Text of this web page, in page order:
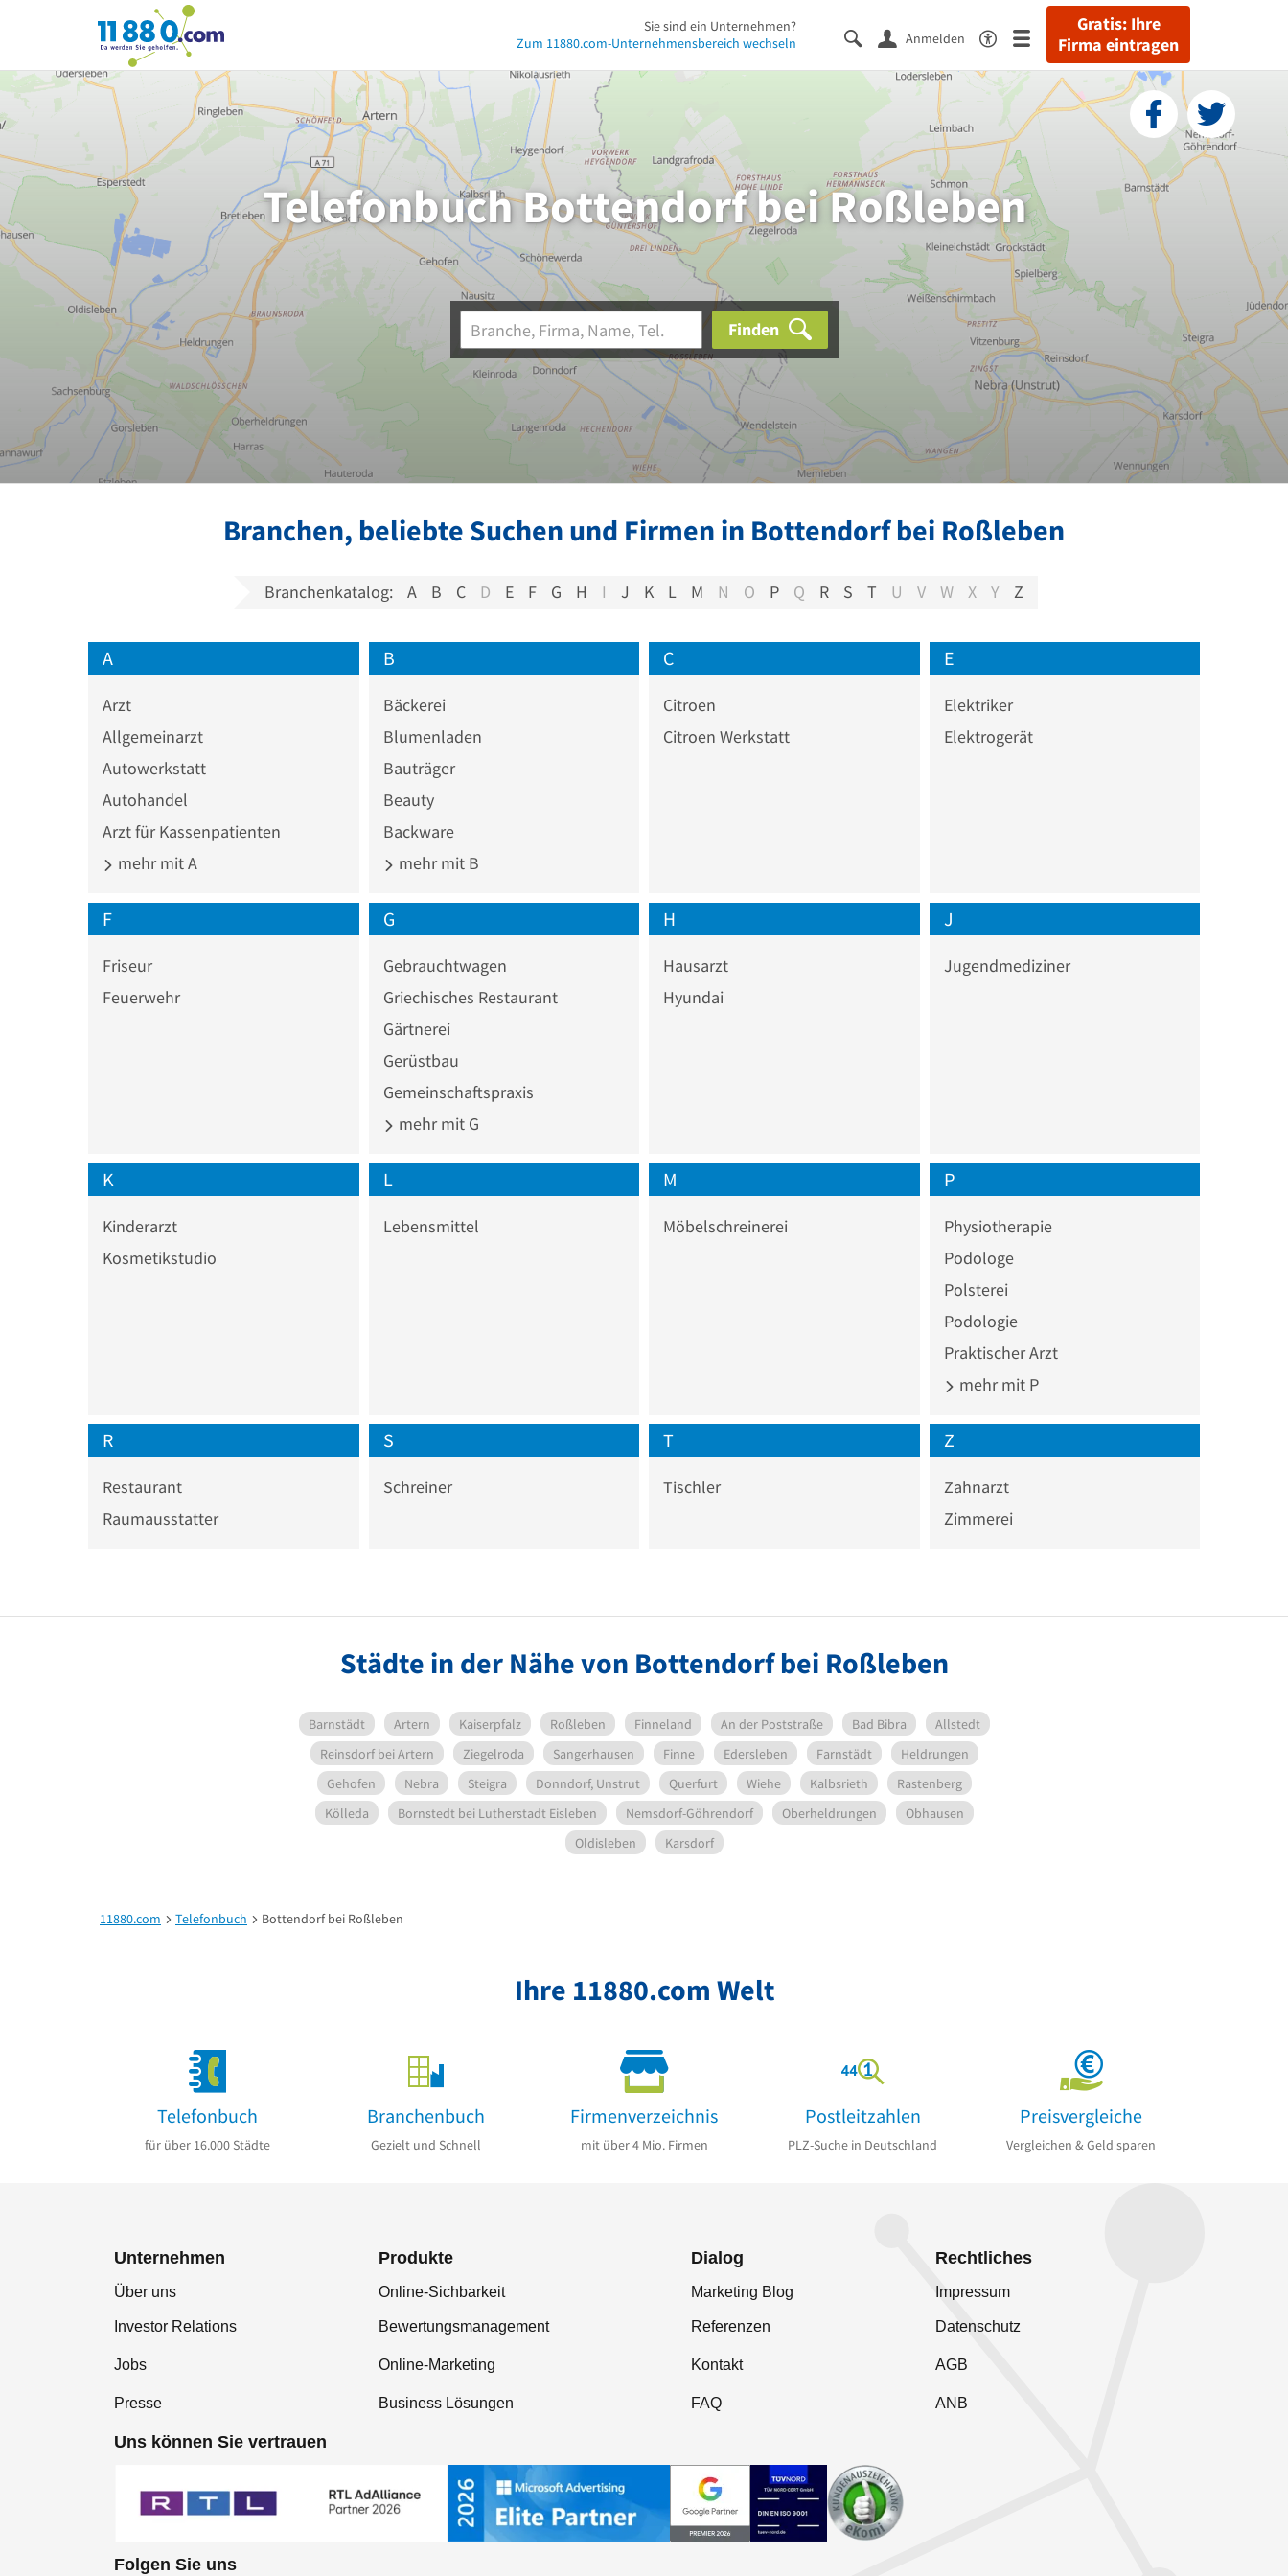
11880.com
Gratis: Ihre
Firma eintragen
Anmelden
Sie sind ein Unternehmen?
Zum 11880.com-Unternehmensbereich wechseln
Telefonbuch Bottendorf bei Roßleben
Finden
Branchen, beliebte Suchen und Firmen in Bottendorf bei Roßleben
Branchenkatalog: A B C D E F G H I J K L M N O P Q R S T U V W X Y Z
A
Arzt
Allgemeinarzt
Autowerkstatt
Autohandel
Arzt für Kassenpatienten
mehr mit A
B
Bäckerei
Blumenladen
Bauträger
Beauty
Backware
mehr mit B
C
Citroen
Citroen Werkstatt
E
Elektriker
Elektrogerät
F
Friseur
Feuerwehr
G
Gebrauchtwagen
Griechisches Restaurant
Gärtnerei
Gerüstbau
Gemeinschaftspraxis
mehr mit G
H
Hausarzt
Hyundai
J
Jugendmediziner
K
Kinderarzt
Kosmetikstudio
L
Lebensmittel
M
Möbelschreinerei
P
Physiotherapie
Podologe
Polsterei
Podologie
Praktischer Arzt
mehr mit P
R
Restaurant
Raumausstatter
S
Schreiner
T
Tischler
Z
Zahnarzt
Zimmerei
Städte in der Nähe von Bottendorf bei Roßleben
Barnstädt Artern Kaiserpfalz Roßleben Finneland An der Poststraße Bad Bibra
Allstedt
Reinsdorf bei Artern
Ziegelroda Sangerhausen Finne Edersleben Farnstädt
Heldrungen
Gehofen
Nebra Steigra Donndorf, Unstrut Querfurt Wiehe Kalbsrieth
Rastenberg
Kölleda
Bornstedt bei Lutherstadt Eisleben Nemsdorf-Göhrendorf Oberheldrungen
Obhausen
Oldisleben
Karsdorf
11880.com Telefonbuch Bottendorf bei Roßleben
Ihre 11880.com Welt
Telefonbuch
für über 16.000 Städte
Branchenbuch
Gezielt und Schnell
Firmenverzeichnis
mit über 4 Mio. Firmen
Postleitzahlen
PLZ-Suche in Deutschland
Preisvergleiche
Vergleichen & Geld sparen
Unternehmen
Über uns
Investor Relations
Jobs
Presse
Produkte
Online-Sichbarkeit
Bewertungsmanagement
Online-Marketing
Business Lösungen
Dialog
Marketing Blog
Referenzen
Kontakt
FAQ
Rechtliches
Impressum
Datenschutz
AGB
ANB
Uns können Sie vertrauen
Folgen Sie uns